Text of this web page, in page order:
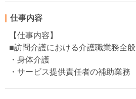
仕事内容
【仕事内容】
■訪問介護における介護職業務全般
・身体介護
・サービス提供責任者の補助業務